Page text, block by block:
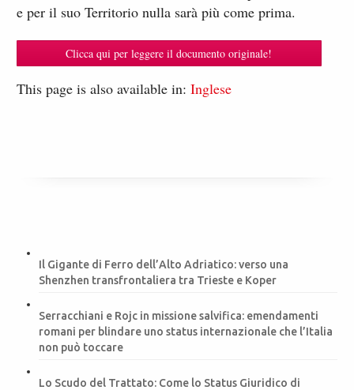
e per il suo Territorio nulla sarà più come prima.
Clicca qui per leggere il documento originale!
This page is also available in:Inglese
Il Gigante di Ferro dell’Alto Adriatico: verso una
Shenzhen transfrontaliera tra Trieste e Koper
Serracchiani e Rojc in missione salvifica: emendamenti
romani per blindare uno status internazionale che l’Italia
non può toccare
Lo Scudo del Trattato: Come lo Status Giuridico di